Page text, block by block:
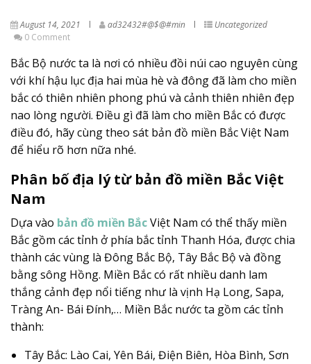
August 14, 2021 ad32432#@$@#min
Uncategorized
0 Comment
Bắc Bộ nước ta là nơi có nhiều đồi núi cao nguyên cùng
với khí hậu lục địa hai mùa hè và đông đã làm cho miền
bắc có thiên nhiên phong phú và cảnh thiên nhiên đẹp
nao lòng người. Điều gì đã làm cho miền Bắc có được
điều đó, hãy cùng theo sát bản đồ miền Bắc Việt Nam
để hiểu rõ hơn nữa nhé.
Phân bố địa lý từ bản đồ miền Bắc Việt
Nam
Dựa vào bản đồ miền BắcViệt Nam có thể thấy miền
Bắc gồm các tỉnh ở phía bắc tỉnh Thanh Hóa, được chia
thành các vùng là Đông Bắc Bộ, Tây Bắc Bộ và đồng
bằng sông Hồng. Miền Bắc có rất nhiều danh lam
thắng cảnh đẹp nổi tiếng như là vịnh Hạ Long, Sapa,
Tràng An- Bái Đính,… Miền Bắc nước ta gồm các tỉnh
thành:
Tây Bắc: Lào Cai, Yên Bái, Điện Biên, Hòa Bình, Sơn